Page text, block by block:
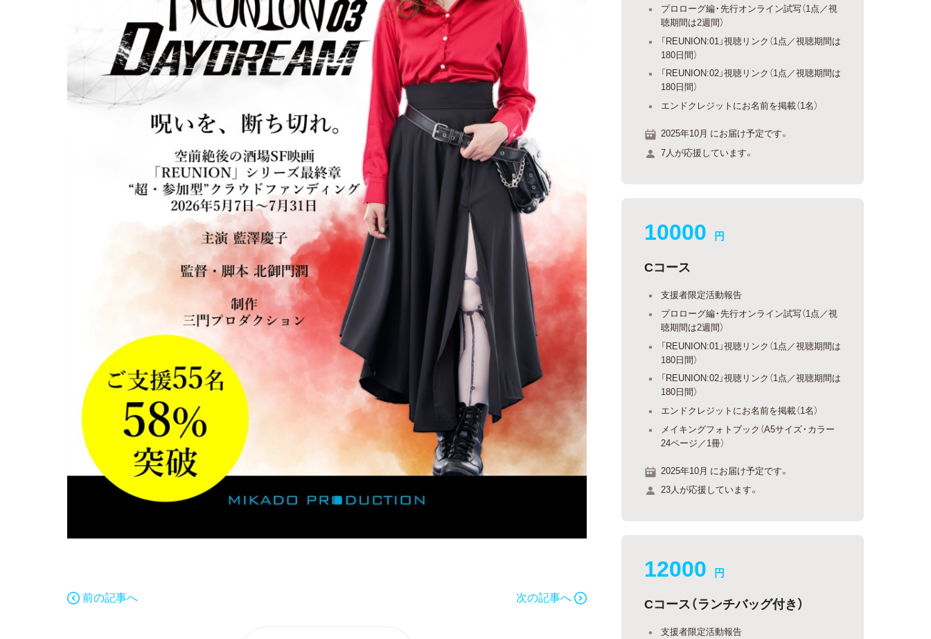
前の記事へ 次の記事へ
プロローグ編・先行オンライン試写（1点／視
聴期間は2週間）
「REUNION:01」視聴リンク（1点／視聴期間は
180日間）
「REUNION:02」視聴リンク（1点／視聴期間は
180日間）
エンドクレジットにお名前を掲載（1名）
2025年10月 にお届け予定です。
7人が応援しています。
10000 円
Cコース
支援者限定活動報告
プロローグ編・先行オンライン試写（1点／視
聴期間は2週間）
「REUNION:01」視聴リンク（1点／視聴期間は
180日間）
「REUNION:02」視聴リンク（1点／視聴期間は
180日間）
エンドクレジットにお名前を掲載（1名）
メイキングフォトブック（A5サイズ・カラー
24ページ／1冊）
2025年10月 にお届け予定です。
23人が応援しています。
12000 円
Cコース（ランチバッグ付き）
支援者限定活動報告